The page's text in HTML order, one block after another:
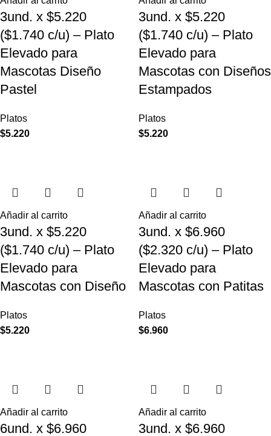
3und. x $5.220
($1.740 c/u) – Plato
Elevado para
Mascotas Diseño
Pastel
Platos
$5.220
3und. x $5.220
($1.740 c/u) – Plato
Elevado para
Mascotas con Diseños
Estampados
Platos
$5.220
Añadir al carrito
3und. x $5.220
($1.740 c/u) – Plato
Elevado para
Mascotas con Diseño
Platos
$5.220
Añadir al carrito
3und. x $6.960
($2.320 c/u) – Plato
Elevado para
Mascotas con Patitas
Platos
$6.960
Añadir al carrito
6und. x $6.960
Añadir al carrito
3und. x $6.960